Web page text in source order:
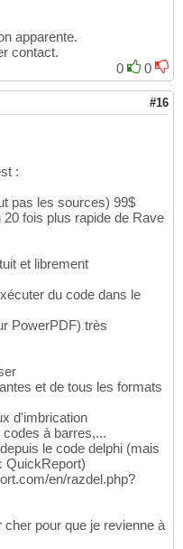
apparente.
contact.
0
0
#16
:
pas les sources) 99$
fois plus rapide de Rave
et librement
du code dans le
PowerPDF) très
et de tous les formats
d'imbrication
à barres,...
le code delphi (mais
QuickReport)
en/razdel.php?
pour que je revienne à